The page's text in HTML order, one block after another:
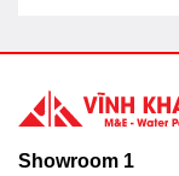
Showroom 1